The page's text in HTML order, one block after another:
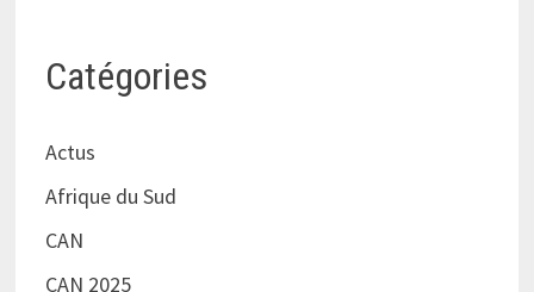
Catégories
Actus
Afrique du Sud
CAN
CAN 2025